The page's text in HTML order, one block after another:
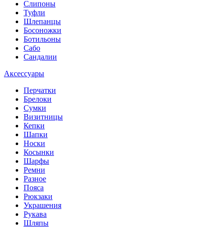
Слипоны
Туфли
Шлепанцы
Босоножки
Ботильоны
Сабо
Сандалии
Аксессуары
Перчатки
Брелоки
Сумки
Визитницы
Кепки
Шапки
Носки
Косынки
Шарфы
Ремни
Разное
Пояса
Рюкзаки
Украшения
Рукава
Шляпы